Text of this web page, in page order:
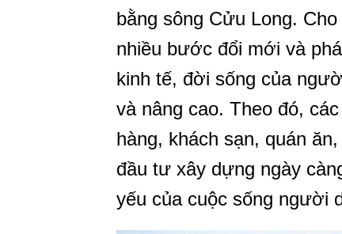
bằng sông Cửu Long.
nhiều bước đổi mới và
kinh tế, đời sống của
và nâng cao. Theo đó,
hàng, khách sạn, quán
đầu tư xây dựng ngày
yếu của cuộc sống người